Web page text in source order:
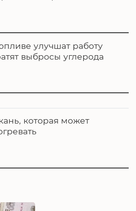
улучшат работу
выбросы углерода
которая может